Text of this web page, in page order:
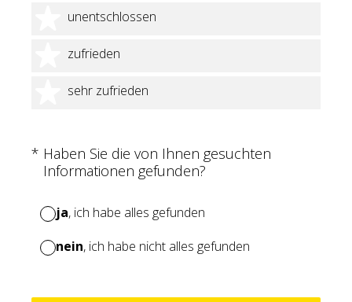
unentschlossen
3 Sterne
zufrieden
4 Sterne
sehr zufrieden
5 Sterne
* Haben Sie die von Ihnen gesuchten
Informationen gefunden?
(Erforderlich.)
ja, ich habe alles gefunden
nein, ich habe nicht alles gefunden